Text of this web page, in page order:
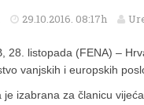
29.10.2016. 08:17h
28. listopada (FENA) –
vanjskih i europskih
je izabrana za članicu